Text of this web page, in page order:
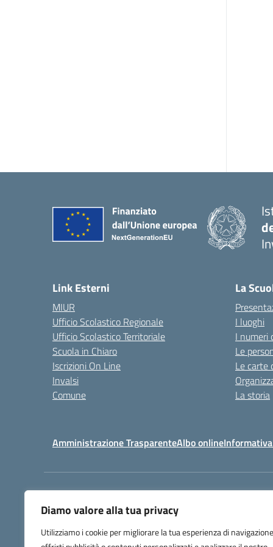
Diamo valore alla tua privacy
Utilizziamo i cookie per migliorare la tua esperienza di
Link Esterni
MIUR
Ufficio Scolastico Regionale
Ufficio Scolastico Territoriale
Scuola in Chiaro
Iscrizioni On Line
Invalsi
Comune
La
I luoghi
I numeri
Le
Le carte
La storia
Amministrazione TrasparenteAlbo online